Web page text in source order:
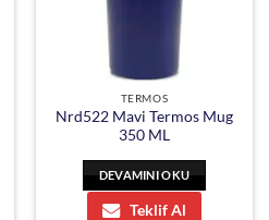
TERMOS
Nrd522 Mavi Termos Mug
350 ML
DEVAMINI OKU
Teklif Al